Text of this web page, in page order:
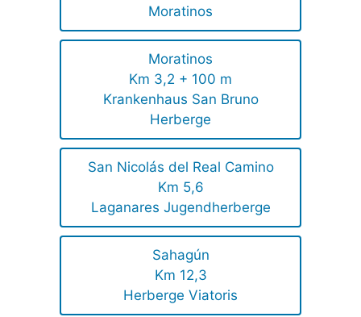
Moratinos
Moratinos
Km 3,2 + 100 m
Krankenhaus San Bruno
Herberge
San Nicolás del Real Camino
Km 5,6
Laganares Jugendherberge
Sahagún
Km 12,3
Herberge Viatoris